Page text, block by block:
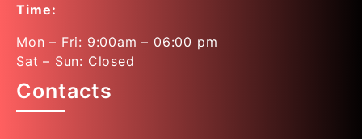
Time:
Mon – Fri: 9:00am – 06:00 pm
Sat – Sun: Closed
Contacts